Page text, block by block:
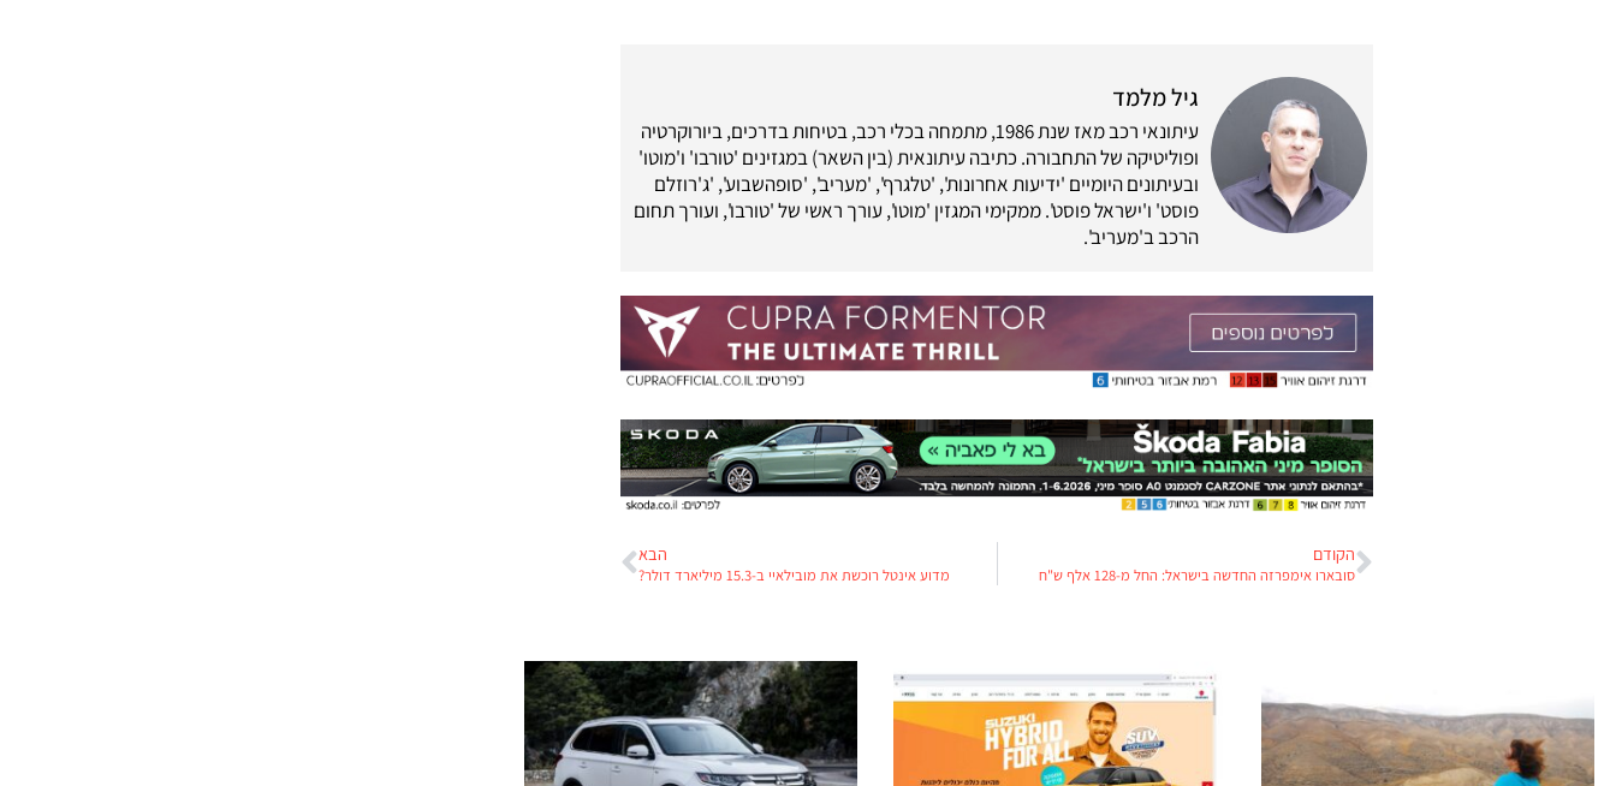
גיל מלמד
עיתונאי רכב מאז שנת 1986, מתמחה בכלי רכב, בטיחות בדרכים, ביורוקרטיה
ופוליטיקה של התחבורה. כתיבה עיתונאית (בין השאר) במגזינים 'טורבו' ו'מוטו'
ובעיתונים היומיים 'ידיעות אחרונות', 'טלגרף', 'מעריב', 'סופהשבוע', 'ג'רוזלם
פוסט' ו'ישראל פוסט'. ממקימי המגזין 'מוטו', עורך ראשי של 'טורבו', ועורך תחום
הרכב ב'מעריב'.
הקודם
סובארו אימפרזה החדשה בישראל: החל מ-128 אלף ש"ח
הבא
מדוע אינטל רוכשת את מובילאיי ב-15.3 מיליארד דולר?